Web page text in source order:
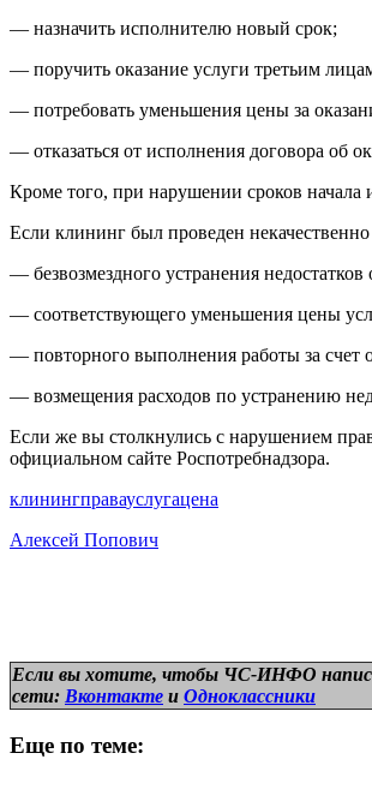
— назначить исполнителю новый срок;
— поручить оказание услуги третьим
— потребовать уменьшения цены за
— отказаться от исполнения договора об
Кроме того, при нарушении сроков начала
Если клининг был проведен
— безвозмездного устранения недостатков
— соответствующего уменьшения цены
— повторного выполнения работы за счет
— возмещения расходов по устранению
Если же вы столкнулись с нарушением
официальном сайте Роспотребнадзора.
клинингправауслугацена
Алексей Попович
Если вы хотите, чтобы ЧС-ИНФО
сети: Вконтакте и Одноклассники
Еще по теме: